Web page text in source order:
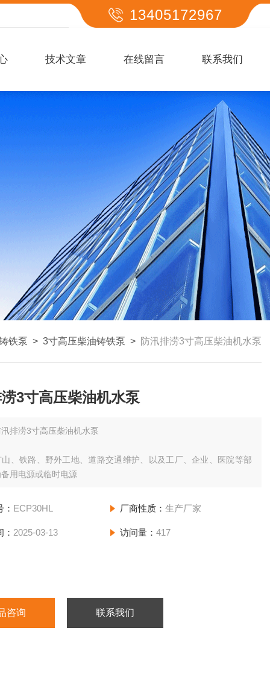
13405172967
技术文章 在线留言 联系我们
铁泵 > 3寸高压柴油铸铁泵 > 防汛排涝3寸高压柴油机水泵
3寸高压柴油机水泵
排涝3寸高压柴油机水泵
、铁路、野外工地、道路交通维护、以及工厂、企业、医院等部
用电源或临时电源
ECP30HL 厂商性质： 生产厂家
2025-03-13 访问量： 417
咨询 联系我们